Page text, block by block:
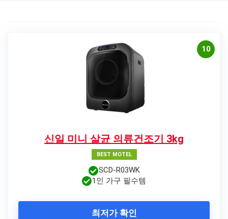
10
신일 미니 살균 의류건조기 3kg
BEST MOTEL
SCD-R03WK
1인 가구 필수템
최저가 확인